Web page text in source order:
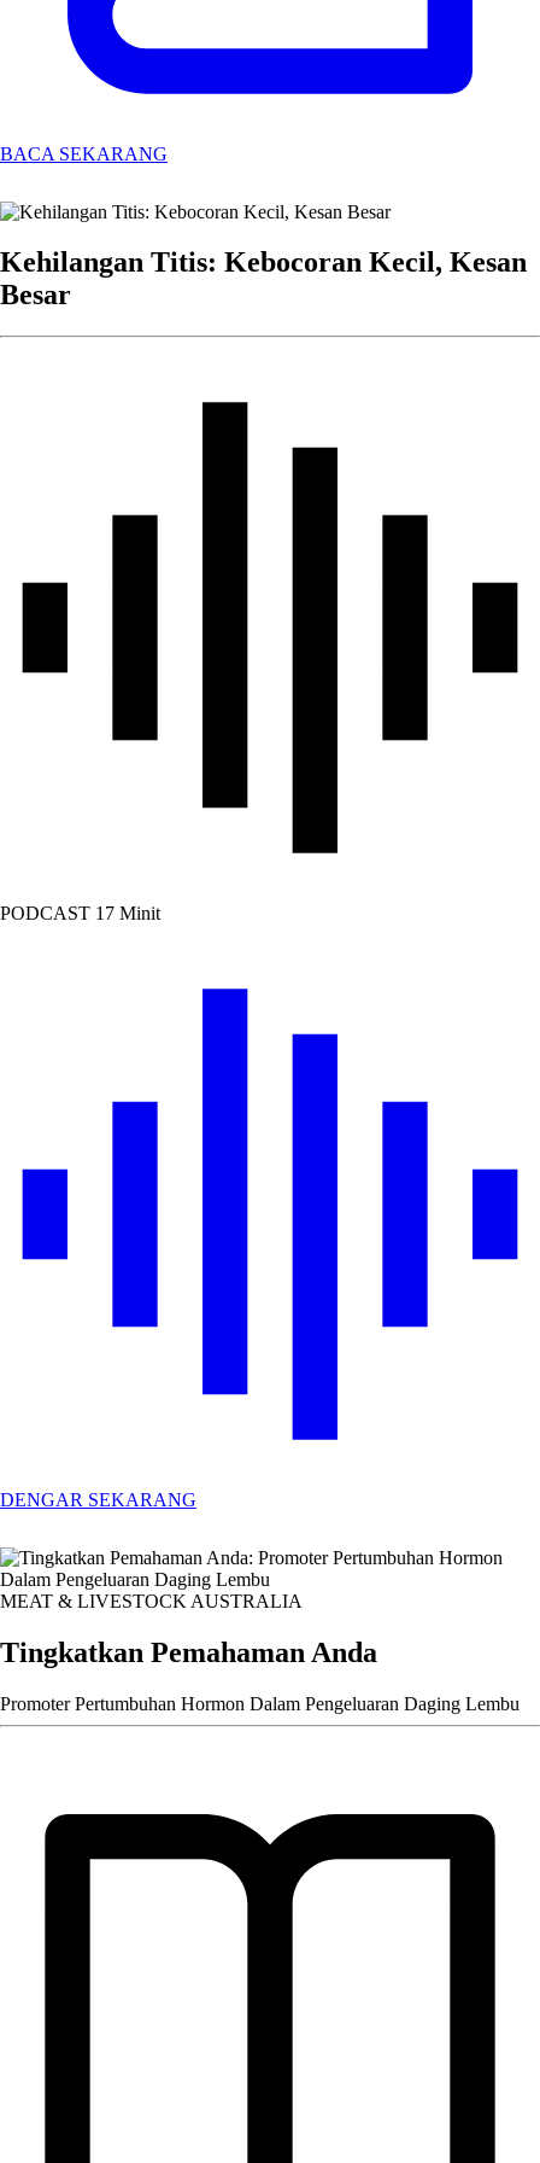
BACA SEKARANG
Kehilangan Titis: Kebocoran Kecil, Kesan
Besar
PODCAST 17 Minit
DENGAR SEKARANG
MEAT & LIVESTOCK AUSTRALIA
Tingkatkan Pemahaman Anda
Promoter Pertumbuhan Hormon Dalam Pengeluaran Daging Lembu